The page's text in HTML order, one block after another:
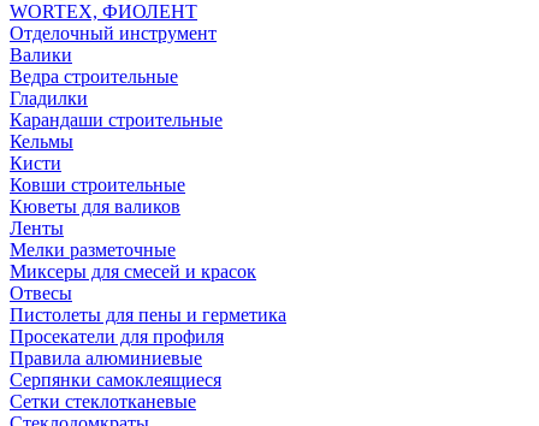
WORTEX, ФИОЛЕНТ
Отделочный инструмент
Валики
Ведра строительные
Гладилки
Карандаши строительные
Кельмы
Кисти
Ковши строительные
Кюветы для валиков
Ленты
Мелки разметочные
Миксеры для смесей и красок
Отвесы
Пистолеты для пены и герметика
Просекатели для профиля
Правила алюминиевые
Серпянки самоклеящиеся
Сетки стеклотканевые